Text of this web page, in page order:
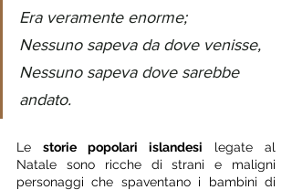
Era veramente enorme;
Nessuno sapeva da dove venisse,
Nessuno sapeva dove sarebbe
andato.
Le storie popolari islandesi legate al
Natale sono ricche di strani e maligni
personaggi che spaventano i bambini di